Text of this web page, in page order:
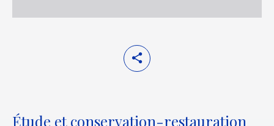
Étude et conservation-restauration